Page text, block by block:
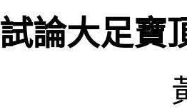
試論大足寶